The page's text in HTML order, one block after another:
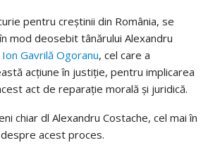
pentru creştinii din România, se
mod deosebit tânărului Alexandru
Ion Gavrilă Ogoranu, cel care a
acţiune în justiţie, pentru implicarea
act de reparaţie morală şi juridică.
chiar dl Alexandru Costache, cel mai în
acest proces.